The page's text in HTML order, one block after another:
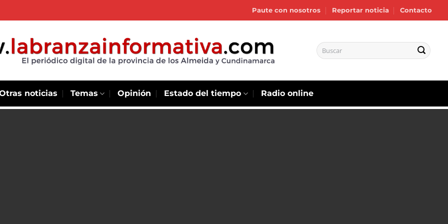
Paute con nosotros Reportar noticia Contacto
noticias Temas Opinión Estado del tiempo Radio online